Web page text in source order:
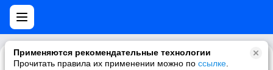
Применяются рекомендательные технологии
Прочитать правила их применении можно по ссылке
Каталог Рекомендации